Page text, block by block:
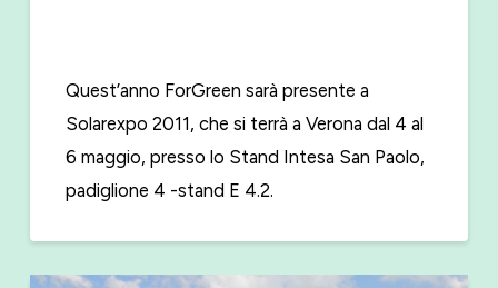
Quest’anno ForGreen sarà presente a
Solarexpo 2011, che si terrà a Verona dal 4 al
6 maggio, presso lo Stand Intesa San Paolo,
padiglione 4 -stand E 4.2.